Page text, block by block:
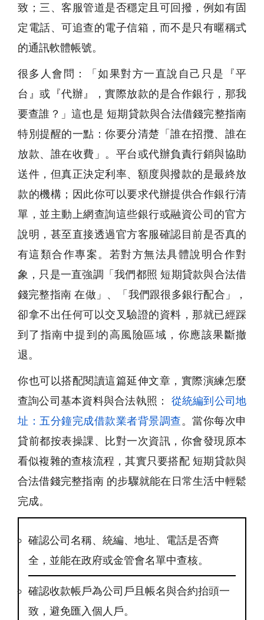
致；三、客服管道是否穩定且可回撥，例如有固
定電話、可追查的電子信箱，而不是只有暱稱式
的通訊軟體帳號。
很多人會問：「如果對方一直說自己只是『平
台』或『代辦』，實際放款的是合作銀行，那我
要查誰？」這也是 短期貸款與合法借錢完整指南
特別提醒的一點：你要分清楚「誰在招攬、誰在
放款、誰在收費」。平台或代辦負責行銷與協助
送件，但真正決定利率、額度與撥款的是最終放
款的機構；因此你可以要求代辦提供合作銀行清
單，並主動上網查詢這些銀行或融資公司的官方
說明，甚至直接透過官方客服確認目前是否真的
有這類合作專案。若對方無法具體說明合作對
象，只是一直強調「我們都照 短期貸款與合法借
錢完整指南 在做」、「我們跟很多銀行配合」，
卻拿不出任何可以交叉驗證的資料，那就已經踩
到了指南中提到的高風險區域，你應該果斷撤
退。
你也可以搭配閱讀這篇延伸文章，實際演練怎麼
查詢公司基本資料與合法執照：
從統編到公司地
址：五分鐘完成借款業者背景調查。當你每次申
貸前都按表操課、比對一次資訊，你會發現原本
看似複雜的查核流程，其實只要搭配 短期貸款與
合法借錢完整指南 的步驟就能在日常生活中輕鬆
完成。
確認公司名稱、統編、地址、電話是否齊
全，並能在政府或金管會名單中查核。
確認收款帳戶為公司戶且帳名與合約抬頭一
致，避免匯入個人戶。